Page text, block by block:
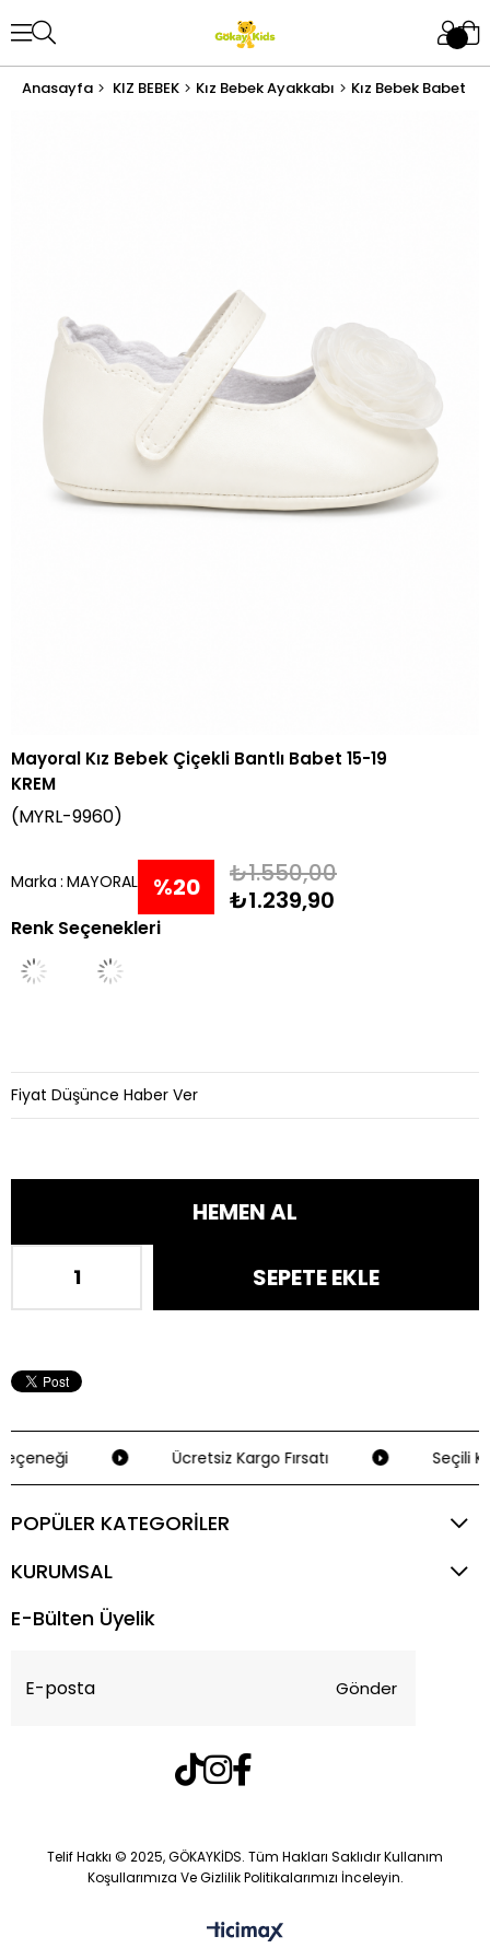
Anasayfa KIZ BEBEK Kız Bebek Ayakkabı Kız Bebek Babet
Mayoral Kız Bebek Çiçekli Bantlı Babet 15-19
KREM
(MYRL-9960)
Marka : MAYORAL %20
İndirim
₺1.550,00
₺1.239,90
Renk Seçenekleri
Fiyat Düşünce Haber Ver
Ücretsiz Kargo Fırsatı Seçili
POPÜLER KATEGORİLER
KURUMSAL
E-Bülten Üyelik
Gönder
Telif Hakkı © 2025, GÖKAYKİDS. Tüm Hakları Saklıdır Kullanım
Koşullarımıza Ve Gizlilik Politikalarımızı İnceleyin.